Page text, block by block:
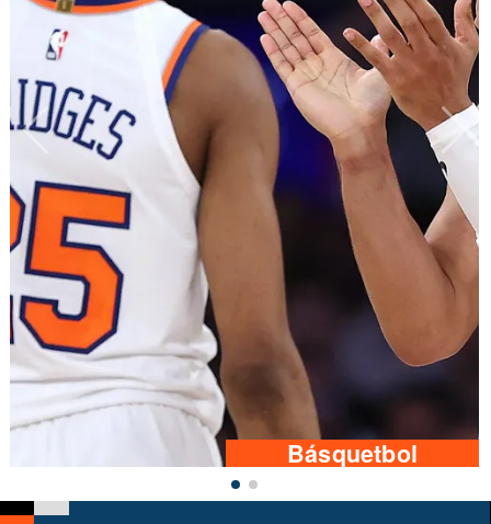
Básquetbol